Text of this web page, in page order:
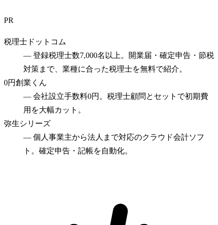
PR
税理士ドットコム
— 登録税理士数7,000名以上。開業届・確定申告・節税
対策まで、業種に合った税理士を無料で紹介。
0円創業くん
— 会社設立手数料0円。税理士顧問とセットで初期費
用を大幅カット。
弥生シリーズ
— 個人事業主から法人まで対応のクラウド会計ソフ
ト。確定申告・記帳を自動化。